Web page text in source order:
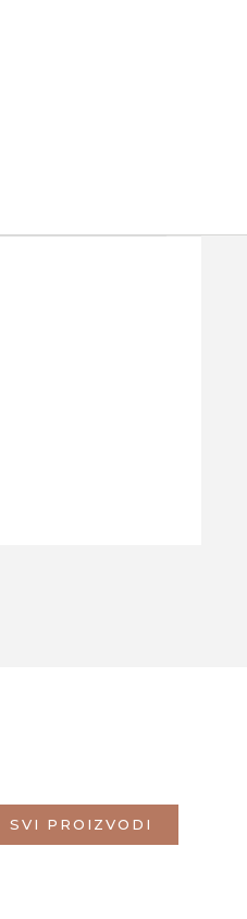
SVI PROIZVODI